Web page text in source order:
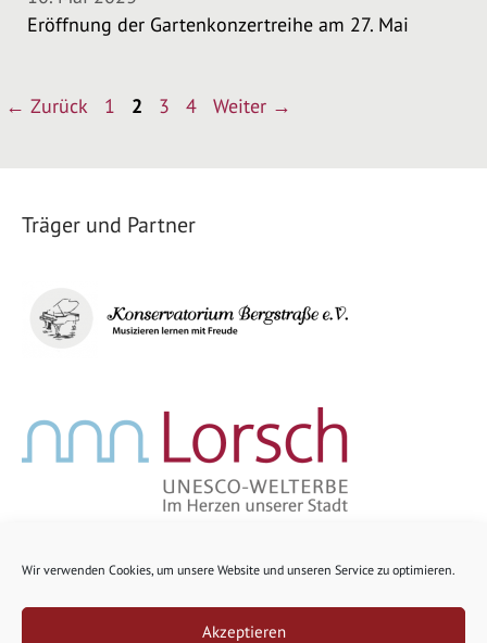
Wir verwenden Cookies, um unsere Website und unseren Service zu optimieren.
Akzeptieren
Eröffnung der Gartenkonzertreihe am 27. Mai
← Zurück Seite
1 Seite
2 Seite
3 Seite
4 Weiter →
Träger und Partner